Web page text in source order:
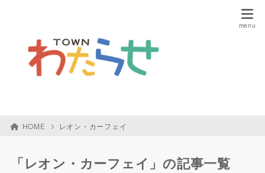
HOME レオン・カーフェイ
「レオン・カーフェイ」の記事一覧